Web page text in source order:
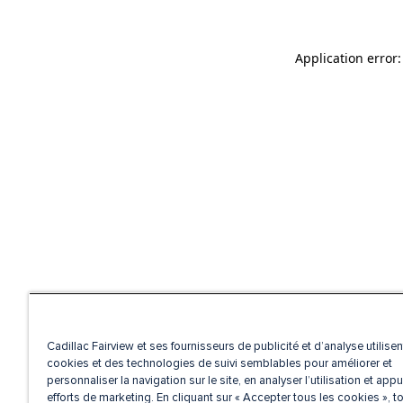
Application
Cadillac Fairview et ses fournisseurs de publicité et d’analyse
cookies et des technologies de suivi semblables pour améliorer et
personnaliser la navigation sur le site, en analyser l’utilisation et
efforts de marketing. En cliquant sur « Accepter tous les cookies »,